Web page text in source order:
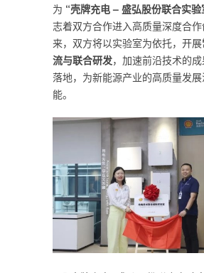
为 “壳牌充电– 盛弘股份联合实验
志着双方合作进入高质量深度合
来，双方将以实验室为依托，开展
流与联合研发，加速前沿技术的
落地，为新能源产业的高质量发
能。